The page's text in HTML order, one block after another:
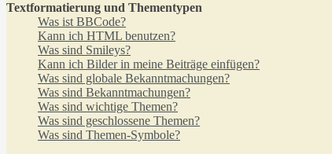
Textformatierung und Thementypen
Was ist BBCode?
Kann ich HTML benutzen?
Was sind Smileys?
Kann ich Bilder in meine Beiträge einfügen?
Was sind globale Bekanntmachungen?
Was sind Bekanntmachungen?
Was sind wichtige Themen?
Was sind geschlossene Themen?
Was sind Themen-Symbole?